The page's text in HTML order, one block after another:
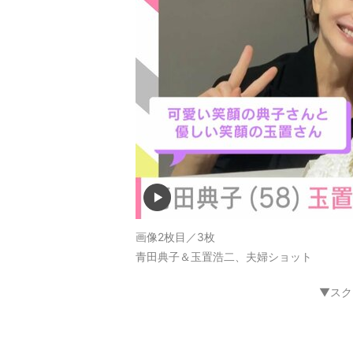
画像2枚目／3枚
青田典子＆玉置浩二、夫婦ショット
▼スク